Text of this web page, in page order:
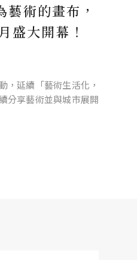
術的畫布，
盛大開幕！
，延續「藝術生活化，
分享藝術並與城市展開